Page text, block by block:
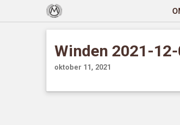
Winden 2021-
oktober 11, 2021